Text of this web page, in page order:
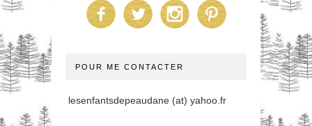
POUR ME CONTACTER
lesenfantsdepeaudane (at) yahoo.fr